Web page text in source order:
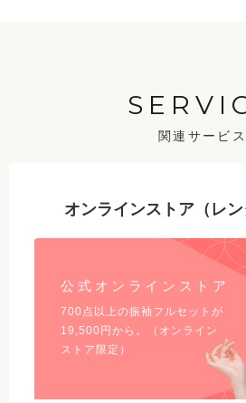
関連サービス
オンラインストア（レン
公式オンラインストア
700点以上の振袖フルセットが
19,500 円から。（オンライン
ストア限定）